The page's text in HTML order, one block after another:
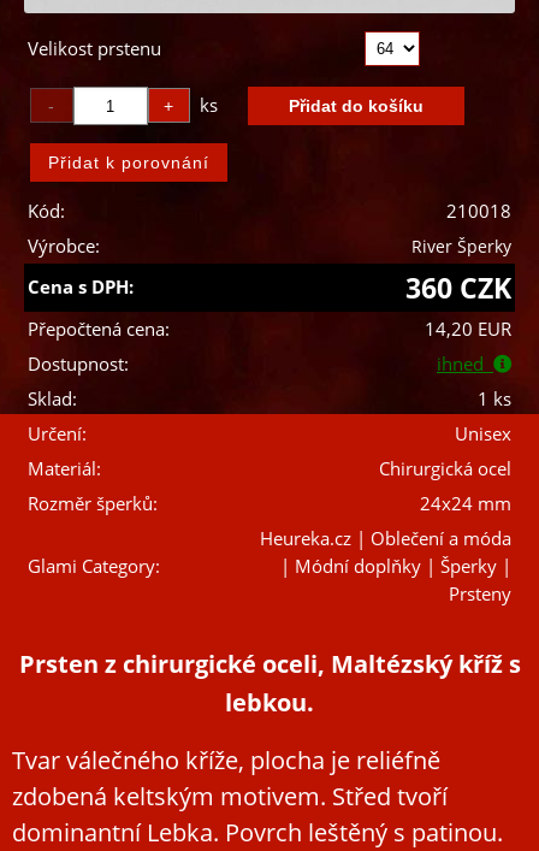
Velikost prstenu
ks
Kód:
210018
Výrobce:
River Šperky
Cena s DPH: 360 CZK
Přepočtená cena:
14,20 EUR
Dostupnost:
ihned
Sklad:
1 ks
Určení:
Unisex
Materiál:
Chirurgická ocel
Rozměr šperků:
24x24 mm
Glami Category:
Heureka.cz | Oblečení a móda
| Módní doplňky | Šperky |
Prsteny
Prsten z chirurgické oceli, Maltézský kříž s
lebkou.
Tvar válečného kříže, plocha je reliéfně
zdobená keltským motivem. Střed tvoří
dominantní Lebka. Povrch leštěný s patinou.